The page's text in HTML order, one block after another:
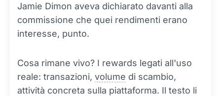
Jamie Dimon aveva dichiarato davanti alla
commissione che quei rendimenti erano
interesse, punto.
Cosa rimane vivo? I rewards legati all'uso
reale: transazioni, volume di scambio,
attività concreta sulla piattaforma. Il testo li